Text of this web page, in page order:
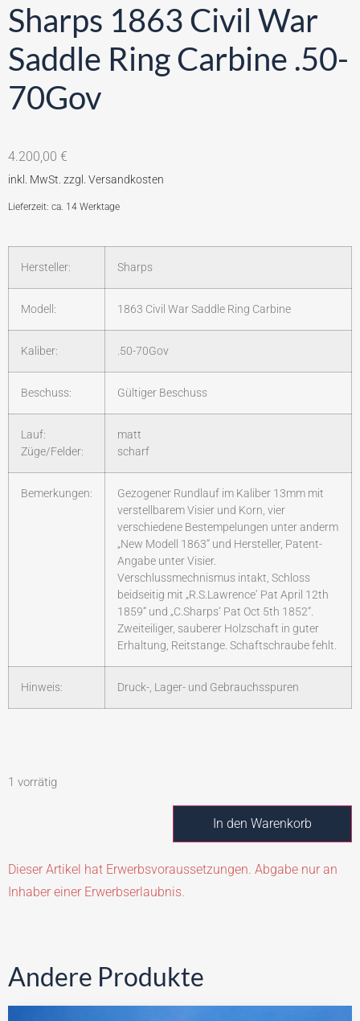
Sharps 1863 Civil War
Saddle Ring Carbine .50-
70Gov
4.200,00 €
Lieferzeit: ca. 14 Werktage
Hersteller: Sharps
Modell: 1863 Civil War Saddle Ring Carbine
Kaliber: .50-70Gov
Beschuss: Gültiger Beschuss
Lauf:
Züge/Felder:
matt
scharf
Bemerkungen:
Gezogener Rundlauf im Kaliber 13mm mit
verstellbarem Visier und Korn, vier
verschiedene Bestempelungen unter anderm
„New Modell 1863“ und Hersteller, Patent-
Angabe unter Visier.
Verschlussmechnismus intakt, Schloss
beidseitig mit „R.S.Lawrence‘ Pat April 12th
1859“ und „C.Sharps‘ Pat Oct 5th 1852“.
Zweiteiliger, sauberer Holzschaft in guter
Erhaltung, Reitstange. Schaftschraube fehlt.
Hinweis: Druck-, Lager- und Gebrauchsspuren
1 vorrätig
In den Warenkorb
Dieser Artikel hat Erwerbsvoraussetzungen. Abgabe nur an
Inhaber einer Erwerbserlaubnis.
Andere Produkte